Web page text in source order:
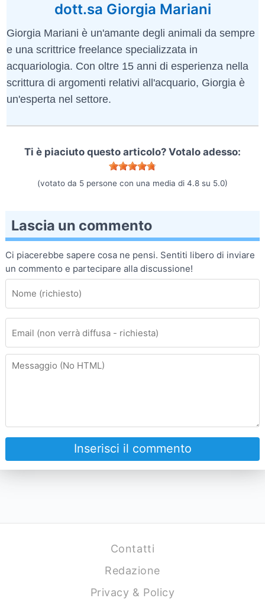
dott.sa Giorgia Mariani
Giorgia Mariani è un'amante degli animali da sempre
e una scrittrice freelance specializzata in
acquariologia. Con oltre 15 anni di esperienza nella
scrittura di argomenti relativi all'acquario, Giorgia è
un'esperta nel settore.
Ti è piaciuto questo articolo? Votalo adesso:
(votato da 5 persone con una media di 4.8 su 5.0)
Lascia un commento
Ci piacerebbe sapere cosa ne pensi. Sentiti libero di inviare
un commento e partecipare alla discussione!
Inserisci il commento
Contatti
Redazione
Privacy & Policy